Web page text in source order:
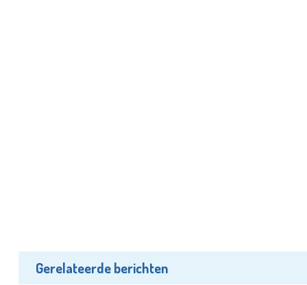
Gerelateerde berichten